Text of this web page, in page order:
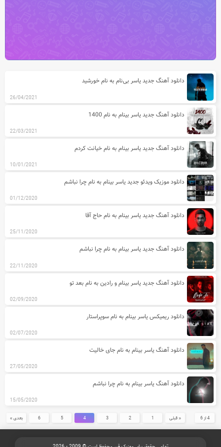
آخرین مطالب دسته بندی آهنگ های
دانلود آهنگ جدید یاسر بی‌نام به نام خورشید
26/04/2021
دانلود آهنگ جدید یاسر بینام به نام 1400
22/03/2021
دانلود آهنگ جدید یاسر بینام به نام خیانت کردم
10/01/2021
دانلود موزیک ویدئو جدید یاسر بینام به نام چرا نباشم
01/12/2020
دانلود آهنگ جدید یاسر بینام به نام حاج آقا
25/11/2020
دانلود آهنگ جدید یاسر بینام به نام چرا نباشم
22/11/2020
دانلود آهنگ جدید یاسر بینام و رادین به نام بعد تو
02/09/2020
دانلود ریمیکس یاسر بینام به نام سوپراستار
02/07/2020
دانلود آهنگ یاسر بینام به نام جای خالیت
27/05/2020
دانلود آهنگ یاسر بینام به نام چرا نباشم
15/05/2020
4 از 6 « قبلی 1
2
3
4
5
6 بعدی »